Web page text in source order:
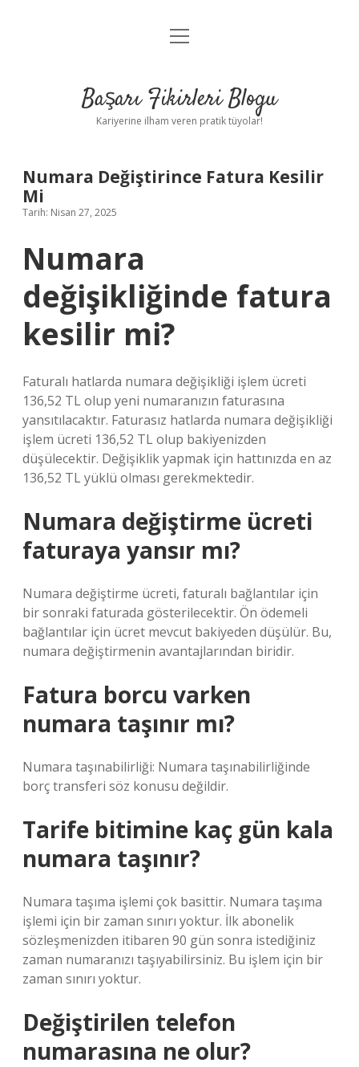
Anasayfa
Yasal Uyarı
menüyü
Başarı Fikirleri Blogu
Kariyerine ilham veren pratik tüyolar!
Numara Değiştirince Fatura Kesilir
Mi
Tarih: Nisan 27, 2025
Numara
değişikliğinde fatura
kesilir mi?
Faturalı hatlarda numara değişikliği işlem ücreti
136,52 TL olup yeni numaranızın faturasına
yansıtılacaktır. Faturasız hatlarda numara değişikliği
işlem ücreti 136,52 TL olup bakiyenizden
düşülecektir. Değişiklik yapmak için hattınızda en az ​
136,52 TL​ yüklü olması gerekmektedir.
Numara değiştirme ücreti
faturaya yansır mı?
Numara değiştirme ücreti, faturalı bağlantılar için
bir sonraki faturada gösterilecektir. Ön ödemeli
bağlantılar için ücret mevcut bakiyeden düşülür. Bu,
numara değiştirmenin avantajlarından biridir.
Fatura borcu varken
numara taşınır mı?
Numara taşınabilirliği: Numara taşınabilirliğinde
borç transferi söz konusu değildir.
Tarife bitimine kaç gün kala
numara taşınır?
Numara taşıma işlemi çok basittir. Numara taşıma
işlemi için bir zaman sınırı yoktur. İlk abonelik
sözleşmenizden itibaren 90 gün sonra istediğiniz
zaman numaranızı taşıyabilirsiniz. Bu işlem için bir
zaman sınırı yoktur.
Değiştirilen telefon
numarasına ne olur?